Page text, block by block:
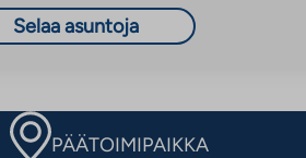
Selaa asuntoja
PÄÄTOIMIPAIKKA